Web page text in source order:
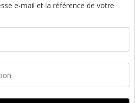
e-mail et la référence de votre